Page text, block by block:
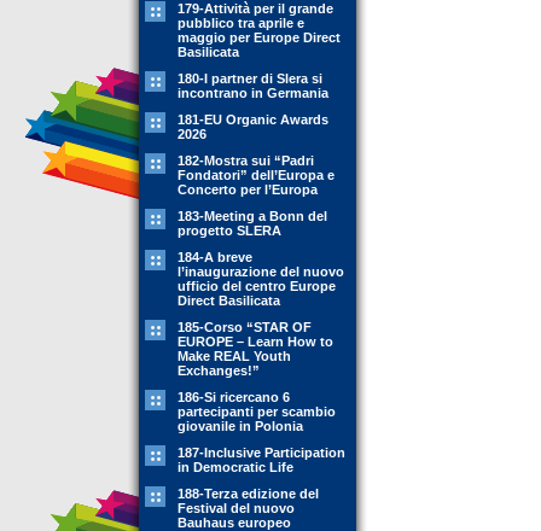
179-Attività per il grande
pubblico tra aprile e
maggio per Europe Direct
Basilicata
180-I partner di Slera si
incontrano in Germania
181-EU Organic Awards
2026
182-Mostra sui “Padri
Fondatori” dell’Europa e
Concerto per l’Europa
183-Meeting a Bonn del
progetto SLERA
184-A breve
l’inaugurazione del nuovo
ufficio del centro Europe
Direct Basilicata
185-Corso “STAR OF
EUROPE – Learn How to
Make REAL Youth
Exchanges!”
186-Si ricercano 6
partecipanti per scambio
giovanile in Polonia
187-Inclusive Participation
in Democratic Life
188-Terza edizione del
Festival del nuovo
Bauhaus europeo